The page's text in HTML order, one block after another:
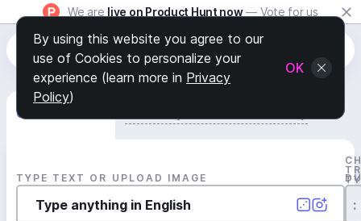
We are live on Product Hunt now — Vote for us
Generate Track
TYPE TEXT OR UPLOAD IMAGE
:
By using this website you agree to our
use of Cookies to personalize your
experience (learn more in Privacy
Policy)
OK